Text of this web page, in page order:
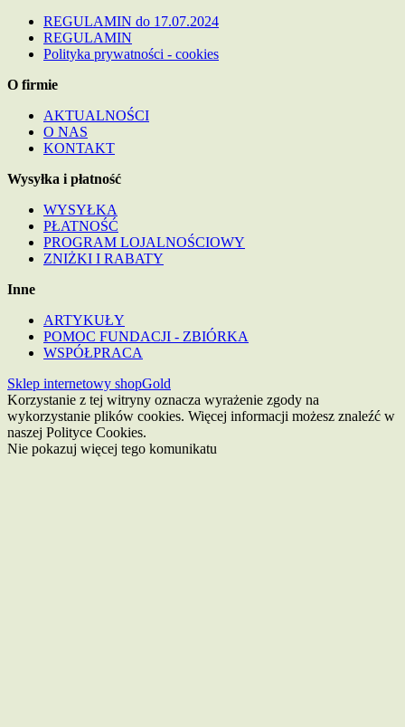
REGULAMIN do 17.07.2024
REGULAMIN
Polityka prywatności - cookies
O firmie
AKTUALNOŚCI
O NAS
KONTAKT
Wysyłka i płatność
WYSYŁKA
PŁATNOŚĆ
PROGRAM LOJALNOŚCIOWY
ZNIŻKI I RABATY
Inne
ARTYKUŁY
POMOC FUNDACJI - ZBIÓRKA
WSPÓŁPRACA
Sklep internetowy shopGold
Korzystanie z tej witryny oznacza wyrażenie zgody na
wykorzystanie plików cookies. Więcej informacji możesz znaleźć w
naszej Polityce Cookies.
Nie pokazuj więcej tego komunikatu